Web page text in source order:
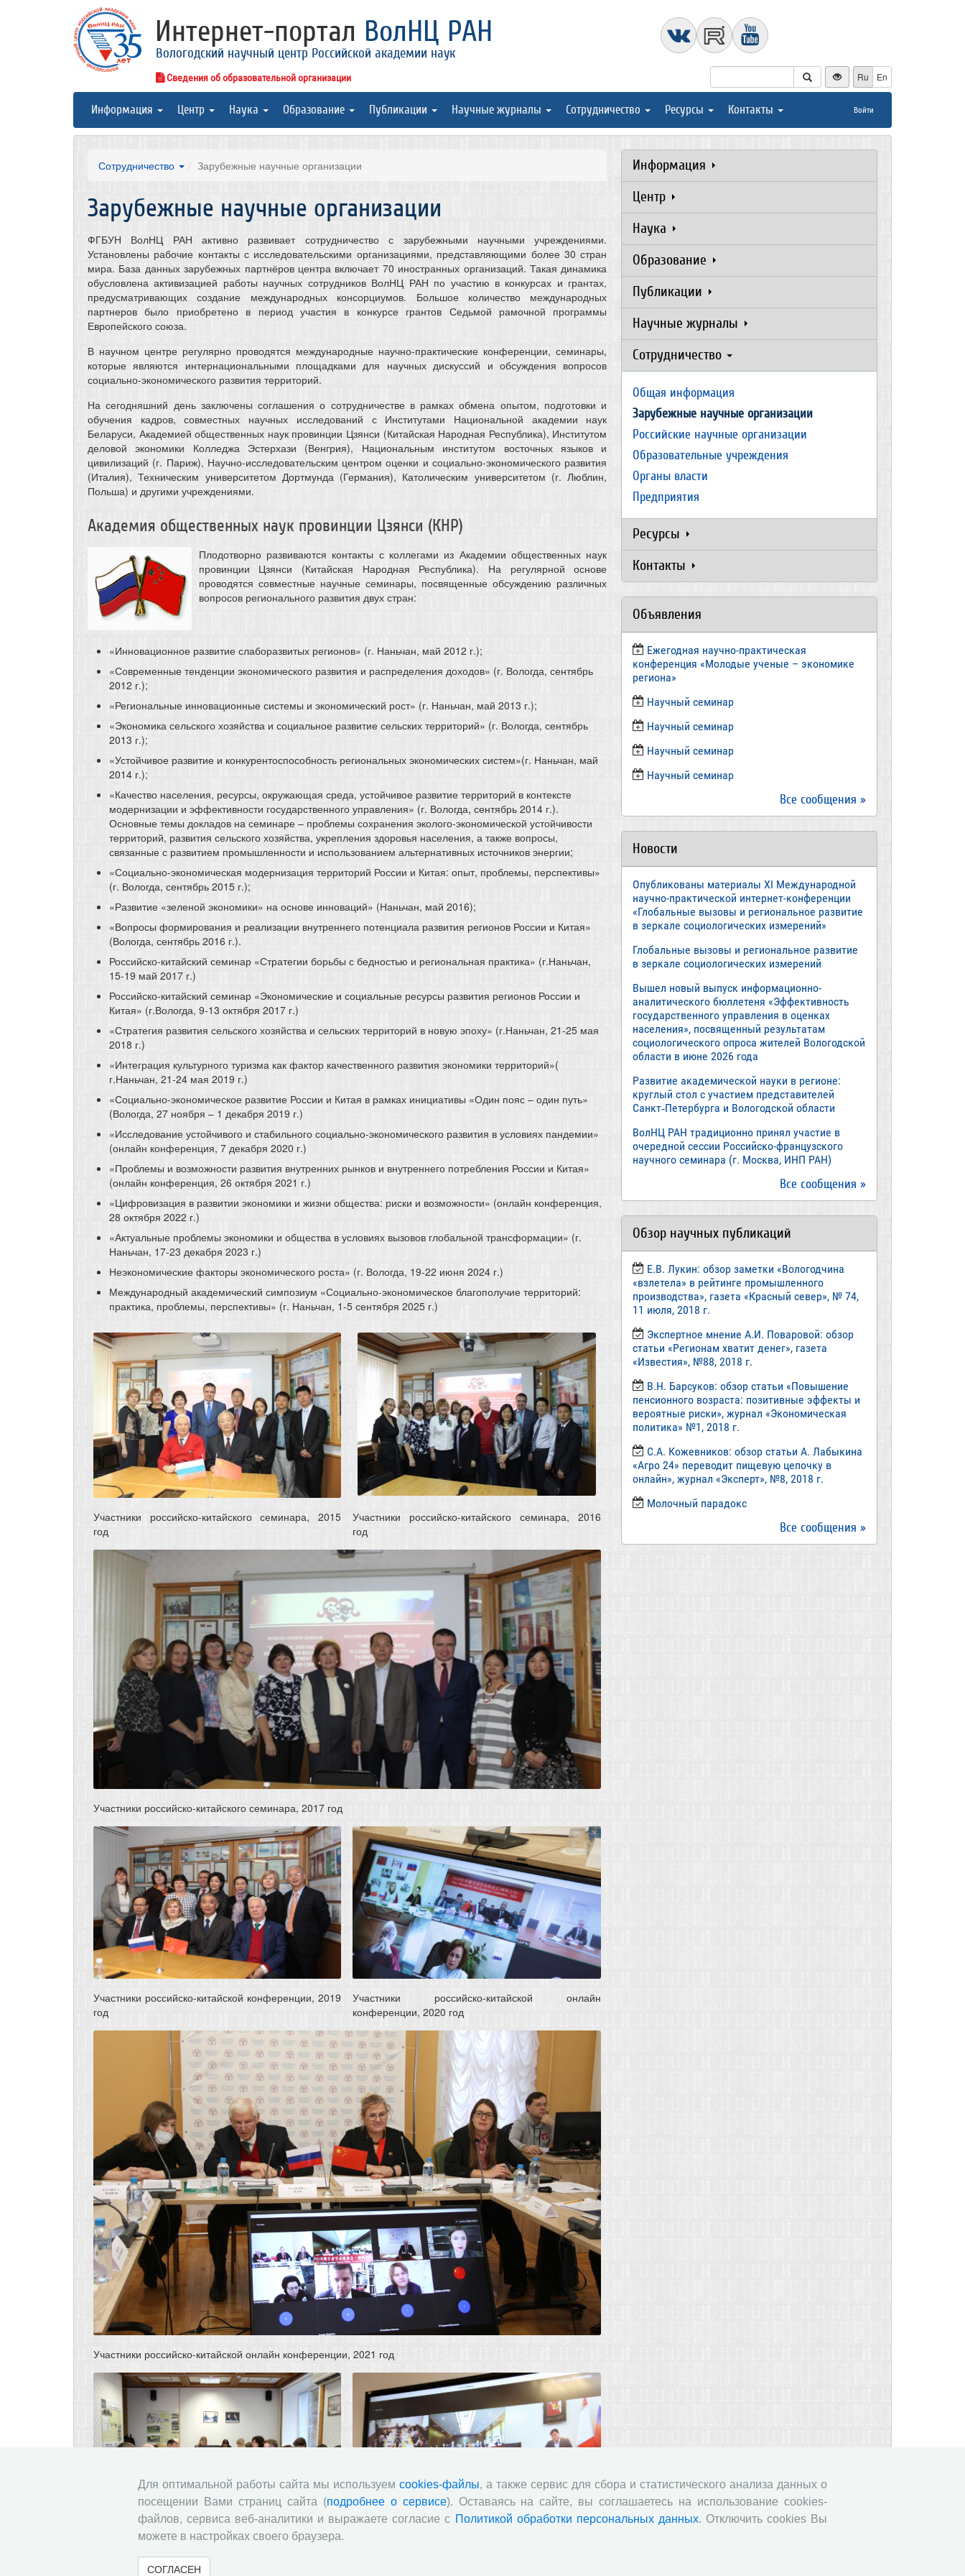
Интернет-портал ВолНЦ РАН
Вологодский научный центр Российской академии наук
Сведения об образовательной организации Ru En
Информация Центр Наука Образование Публикации Научные журналы Сотрудничество Ресурсы Контакты Войти
Сотрудничество Зарубежные научные организации
Зарубежные научные организации
ФГБУН ВолНЦ РАН активно развивает сотрудничество с зарубежными научными учреждениями.
Установлены рабочие контакты с исследовательскими организациями, представляющими более 30 стран
мира. База данных зарубежных партнёров центра включает 70 иностранных организаций. Такая динамика
обусловлена активизацией работы научных сотрудников ВолНЦ РАН по участию в конкурсах и грантах,
предусматривающих создание международных консорциумов. Большое количество международных
партнеров было приобретено в период участия в конкурсе грантов Седьмой рамочной программы
Европейского союза.
В научном центре регулярно проводятся международные научно-практические конференции, семинары,
которые являются интернациональными площадками для научных дискуссий и обсуждения вопросов
социально-экономического развития территорий.
На сегодняшний день заключены соглашения о сотрудничестве в рамках обмена опытом, подготовки и
обучения кадров, совместных научных исследований с Институтами Национальной академии наук
Беларуси, Академией общественных наук провинции Цзянси (Китайская Народная Республика), Институтом
деловой экономики Колледжа Эстерхази (Венгрия), Национальным институтом восточных языков и
цивилизаций (г. Париж), Научно-исследовательским центром оценки и социально-экономического развития
(Италия), Техническим университетом Дортмунда (Германия), Католическим университетом (г. Люблин,
Польша) и другими учреждениями.
Академия общественных наук провинции Цзянси (КНР)
Плодотворно развиваются контакты с коллегами из Академии общественных наук
провинции Цзянси (Китайская Народная Республика). На регулярной основе
проводятся совместные научные семинары, посвященные обсуждению различных
вопросов регионального развития двух стран:
«Инновационное развитие слаборазвитых регионов» (г. Наньчан, май 2012 г.);
«Современные тенденции экономического развития и распределения доходов» (г. Вологда, сентябрь
2012 г.);
«Региональные инновационные системы и экономический рост» (г. Наньчан, май 2013 г.);
«Экономика сельского хозяйства и социальное развитие сельских территорий» (г. Вологда, сентябрь
2013 г.);
«Устойчивое развитие и конкурентоспособность региональных экономических систем»(г. Наньчан, май
2014 г.);
«Качество населения, ресурсы, окружающая среда, устойчивое развитие территорий в контексте
модернизации и эффективности государственного управления» (г. Вологда, сентябрь 2014 г.).
Основные темы докладов на семинаре – проблемы сохранения эколого-экономической устойчивости
территорий, развития сельского хозяйства, укрепления здоровья населения, а также вопросы,
связанные с развитием промышленности и использованием альтернативных источников энергии;
«Социально-экономическая модернизация территорий России и Китая: опыт, проблемы, перспективы»
(г. Вологда, сентябрь 2015 г.);
«Развитие «зеленой экономики» на основе инноваций» (Наньчан, май 2016);
«Вопросы формирования и реализации внутреннего потенциала развития регионов России и Китая»
(Вологда, сентябрь 2016 г.).
Российско-китайский семинар «Стратегии борьбы с бедностью и региональная практика» (г.Наньчан,
15-19 май 2017 г.)
Российско-китайский семинар «Экономические и социальные ресурсы развития регионов России и
Китая» (г.Вологда, 9-13 октября 2017 г.)
«Стратегия развития сельского хозяйства и сельских территорий в новую эпоху» (г.Наньчан, 21-25 мая
2018 г.)
«Интеграция культурного туризма как фактор качественного развития экономики территорий»(
г.Наньчан, 21-24 мая 2019 г.)
«Социально-экономическое развитие России и Китая в рамках инициативы «Один пояс – один путь»
(Вологда, 27 ноября – 1 декабря 2019 г.)
«Исследование устойчивого и стабильного социально-экономического развития в условиях пандемии»
(онлайн конференция, 7 декабря 2020 г.)
«Проблемы и возможности развития внутренних рынков и внутреннего потребления России и Китая»
(онлайн конференция, 26 октября 2021 г.)
«Цифровизация в развитии экономики и жизни общества: риски и возможности» (онлайн конференция,
28 октября 2022 г.)
«Актуальные проблемы экономики и общества в условиях вызовов глобальной трансформации» (г.
Наньчан, 17-23 декабря 2023 г.)
Неэкономические факторы экономического роста» (г. Вологда, 19-22 июня 2024 г.)
Международный академический симпозиум «Социально-экономическое благополучие территорий:
практика, проблемы, перспективы» (г. Наньчан, 1-5 сентября 2025 г.)
Участники российско-китайского семинара, 2015
год
Участники российско-китайского семинара, 2016
год
Участники российско-китайского семинара, 2017 год
Участники российско-китайской конференции, 2019
год
Участники российско-китайской онлайн
конференции, 2020 год
Участники российско-китайской онлайн конференции, 2021 год
Участники российско-китайской онлайн конференции, 2022 год
Информация
Центр
Наука
Образование
Публикации
Научные журналы
Сотрудничество
Общая информация
Зарубежные научные организации
Российские научные организации
Образовательные учреждения
Органы власти
Предприятия
Ресурсы
Контакты
Объявления
Ежегодная научно-практическая
конференция «Молодые ученые – экономике
региона»
​Научный семинар
​Научный семинар
Научный семинар
​Научный семинар
Все сообщения »
Новости
Опубликованы материалы XI Международной
научно-практической интернет-конференции
«Глобальные вызовы и региональное развитие
в зеркале социологических измерений»
Глобальные вызовы и региональное развитие
в зеркале социологических измерений
Вышел новый выпуск информационно-
аналитического бюллетеня «Эффективность
государственного управления в оценках
населения», посвященный результатам
социологического опроса жителей Вологодской
области в июне 2026 года
Развитие академической науки в регионе:
круглый стол с участием представителей
Санкт‑Петербурга и Вологодской области
ВолНЦ РАН традиционно принял участие в
очередной сессии Российско-французского
научного семинара (г. Москва, ИНП РАН)
Все сообщения »
Обзор научных публикаций
Е.В. Лукин: обзор заметки «Вологодчина
«взлетела» в рейтинге промышленного
производства», газета «Красный север», № 74,
11 июля, 2018 г.
Экспертное мнение А.И. Поваровой: обзор
статьи «Регионам хватит денег», газета
«Известия», №88, 2018 г.
В.Н. Барсуков: обзор статьи «Повышение
пенсионного возраста: позитивные эффекты и
вероятные риски», журнал «Экономическая
политика» №1, 2018 г.
С.А. Кожевников: обзор статьи А. Лабыкина
«Агро 24» переводит пищевую цепочку в
онлайн», журнал «Эксперт», №8, 2018 г.
Молочный парадокс
Все сообщения »
Для оптимальной работы сайта мы используем cookies-файлы, а также сервис для сбора и статистического анализа данных о
посещении Вами страниц сайта (подробнее о сервисе). Оставаясь на сайте, вы соглашаетесь на использование cookies-
файлов, сервиса веб-аналитики и выражаете согласие с Политикой обработки персональных данных. Отключить cookies Вы
можете в настройках своего браузера.
СОГЛАСЕН